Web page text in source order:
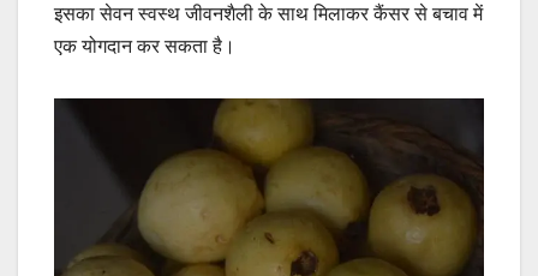
इसका सेवन स्वस्थ जीवनशैली के साथ मिलाकर कैंसर से बचाव में
एक योगदान कर सकता है।